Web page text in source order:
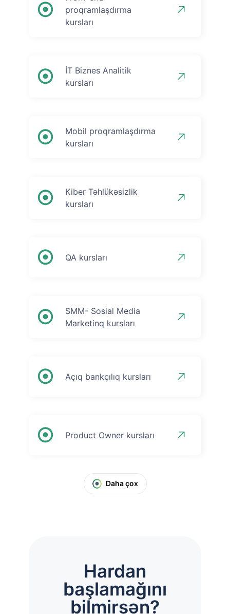
proqramlaşdırma
kursları
İT Biznes Analitik
kursları
Mobil proqramlaşdırma
kursları
Kiber Təhlükəsizlik
kursları
QA kursları
SMM- Sosial Media
Marketinq kursları
Açıq bankçılıq kursları
Product Owner kursları
Daha çox
Hardan
başlamağını
bilmirsən?